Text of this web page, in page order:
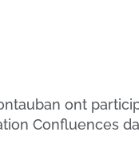
ont
Confluences